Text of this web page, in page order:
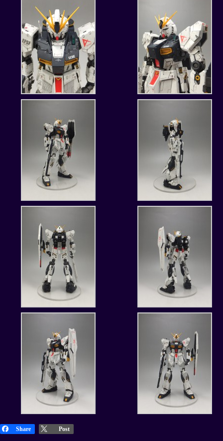
Share Post